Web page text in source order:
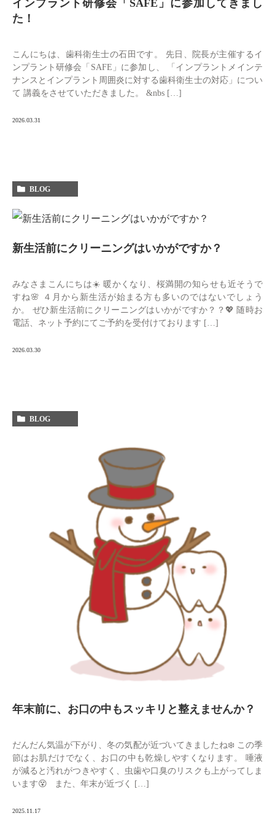
インプラント研修会「SAFE」に参加してきまし
た！
こんにちは、歯科衛生士の石田です。 先日、院長が主催するイ
ンプラント研修会「SAFE」に参加し、 「インプラントメインテ
ナンスとインプラント周囲炎に対する歯科衛生士の対応」につい
て 講義をさせていただきました。 &nbs […]
2026.03.31
BLOG
新生活前にクリーニングはいかがですか？
みなさまこんにちは☀️ 暖かくなり、桜満開の知らせも近そうで
すね🌸 ４月から新生活が始まる方も多いのではないでしょう
か。 ぜひ新生活前にクリーニングはいかがですか？？💖 随時お
電話、ネット予約にてご予約を受付けております […]
2026.03.30
BLOG
年末前に、お口の中もスッキリと整えませんか？
だんだん気温が下がり、冬の気配が近づいてきましたね❄️ この季
節はお肌だけでなく、お口の中も乾燥しやすくなります。 唾液
が減ると汚れがつきやすく、虫歯や口臭のリスクも上がってしま
います😵 また、年末が近づく […]
2025.11.17